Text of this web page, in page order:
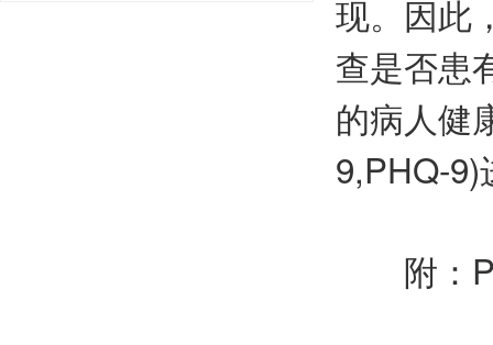
现。因此
查是否患
的病人健
9,PHQ-9)
附：